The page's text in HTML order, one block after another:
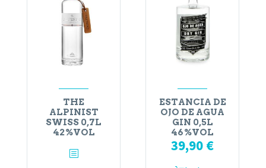
THE
ALPINIST
SWISS 0,7L
42%VOL
ESTANCIA DE
OJO DE AGUA
GIN 0,5L
46%VOL
39,90 €